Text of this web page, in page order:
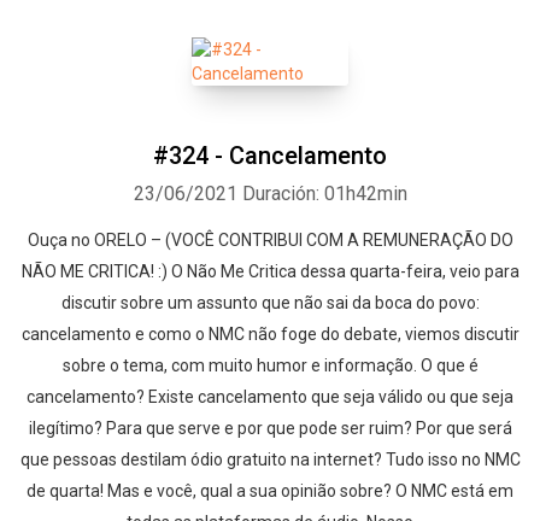
#324 - Cancelamento
23/06/2021 Duración: 01h42min
Ouça no ORELO – (VOCÊ CONTRIBUI COM A REMUNERAÇÃO DO
NÃO ME CRITICA! :) O Não Me Critica dessa quarta-feira, veio para
discutir sobre um assunto que não sai da boca do povo:
cancelamento e como o NMC não foge do debate, viemos discutir
sobre o tema, com muito humor e informação. O que é
cancelamento? Existe cancelamento que seja válido ou que seja
ilegítimo? Para que serve e por que pode ser ruim? Por que será
que pessoas destilam ódio gratuito na internet? Tudo isso no NMC
de quarta! Mas e você, qual a sua opinião sobre? O NMC está em